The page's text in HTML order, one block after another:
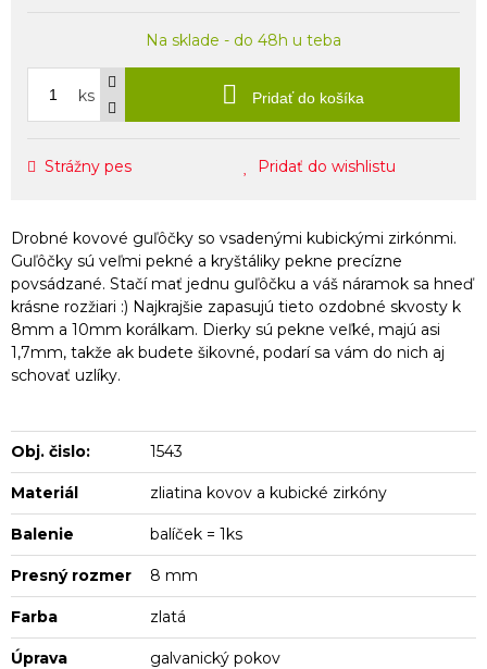
Na sklade - do 48h u teba
ks Pridať do košíka
Strážny pes Pridať do wishlistu
Drobné kovové guľôčky so vsadenými kubickými zirkónmi.
Guľôčky sú veľmi pekné a kryštáliky pekne precízne
povsádzané. Stačí mať jednu guľôčku a váš náramok sa hneď
krásne rozžiari :) Najkrajšie zapasujú tieto ozdobné skvosty k
8mm a 10mm korálkam. Dierky sú pekne veľké, majú asi
1,7mm, takže ak budete šikovné, podarí sa vám do nich aj
schovať uzlíky.
Obj. čislo: 1543
Materiál zliatina kovov a kubické zirkóny
Balenie balíček = 1ks
Presný rozmer 8 mm
Farba zlatá
Úprava galvanický pokov